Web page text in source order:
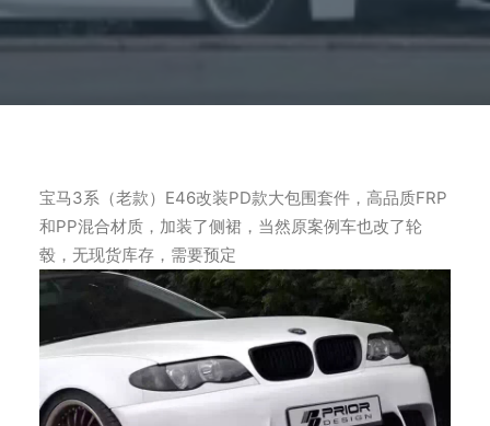
宝马3系（老款）E46改装PD款大包围套件，高品质FRP
和PP混合材质，加装了侧裙，当然原案例车也改了轮
毂，无现货库存，需要预定